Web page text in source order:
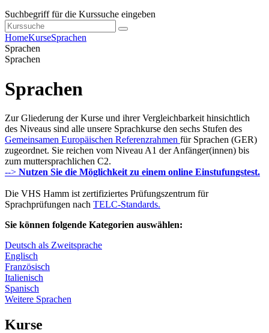
Suchbegriff für die Kurssuche eingeben
HomeKurseSprachen
Sprachen
Sprachen
Sprachen
Zur Gliederung der Kurse und ihrer Vergleichbarkeit hinsichtlich
des Niveaus sind alle unsere Sprachkurse den sechs Stufen des
Gemeinsamen Europäischen Referenzrahmen für Sprachen (GER)
zugeordnet. Sie reichen vom Niveau A1 der Anfänger(innen) bis
zum muttersprachlichen C2.
--> Nutzen Sie die Möglichkeit zu einem online Einstufungstest.
Die VHS Hamm ist zertifiziertes Prüfungszentrum für
Sprachprüfungen nach TELC-Standards.
Sie können folgende Kategorien auswählen:
Deutsch als Zweitsprache
Englisch
Französisch
Italienisch
Spanisch
Weitere Sprachen
Kurse